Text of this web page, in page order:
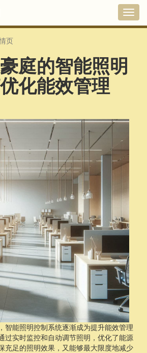
切
页
庭的智能照明
化能效管理
智能照明控制系统逐渐成为提升能效管理
过实时监控和自动调节照明，优化了能源
充足的照明效果，又能够最大限度地减少